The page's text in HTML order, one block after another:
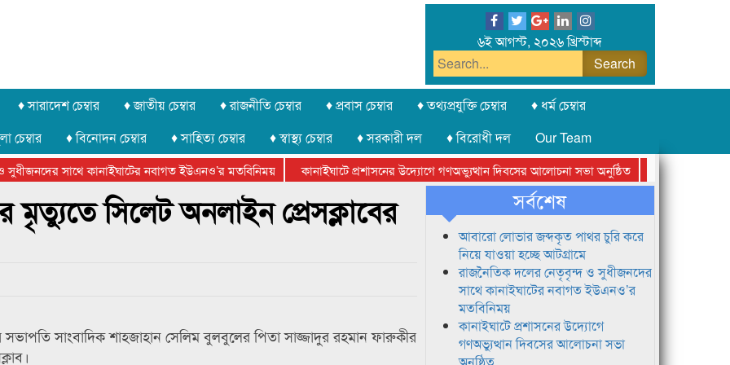
৬ই আগস্ট, ২০২৬ খ্রিস্টাব্দ
♦ সারাদেশ চেম্বার ♦ জাতীয় চেম্বার ♦ রাজনীতি চেম্বার ♦ প্রবাস চেম্বার ♦ তথ্যপ্রযুক্তি চেম্বার
♦ ধর্ম চেম্বার
চেম্বার ♦ বিনোদন চেম্বার ♦ সাহিত্য চেম্বার ♦ স্বাস্থ্য চেম্বার ♦ সরকারী দল ♦ বিরোধী দল
Our Team
সাথে কানাইঘাটের নবাগত ইউএনও’র মতবিনিময় কানাইঘাটে প্রশাসনের উদ্যোগে গণঅভ্যুত্থান দিবসের আলোচনা সভা অনুষ্ঠিত
সিলেট অনলাইন
ফেডারেশানের বিভাগীয় অভিনয় কর্মশালা সম্পন্ন
মৃত্যুতে সিলেট অনলাইন প্রেসক্লাবের
সভাপতি সাংবাদিক শাহজাহান সেলিম বুলবুলের পিতা সাজ্জাদুর রহমান ফারুকীর
সর্বশেষ
আবারো লোভার জব্দকৃত পাথর চুরি করে
নিয়ে যাওয়া হচ্ছে আটগ্রামে
রাজনৈতিক দলের নেতৃবৃন্দ ও সুধীজনদের
সাথে কানাইঘাটের নবাগত ইউএনও’র
মতবিনিময়
কানাইঘাটে প্রশাসনের উদ্যোগে
গণঅভ্যুত্থান দিবসের আলোচনা সভা